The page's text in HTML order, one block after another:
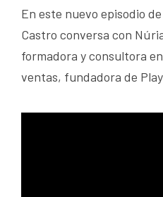
En este nuevo episodio
Castro conversa con
formadora y consultora
ventas, fundadora de